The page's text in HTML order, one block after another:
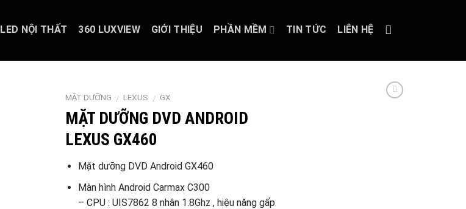
LED NỘI THẤT 360 LUXVIEW GIỚI THIỆU PHẦN MỀM TIN TỨC LIÊN HỆ
MẶT DƯỠNG / LEXUS / GX
MẶT DƯỠNG DVD ANDROID
LEXUS GX460
Mặt dưỡng DVD Android GX460
Màn hình Android Carmax C300
– CPU : UIS7862 8 nhân 1.8Ghz , hiệu năng gấp